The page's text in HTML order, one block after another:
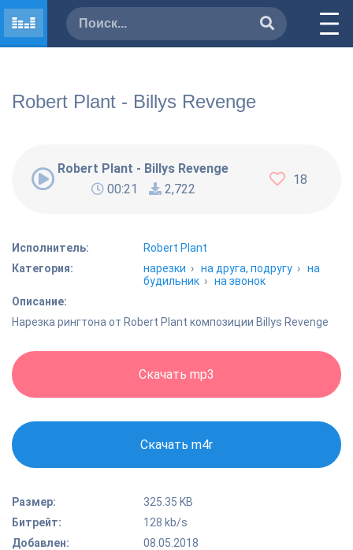
Robert Plant - Billys Revenge
Robert Plant - Billys Revenge
00:21
2,722
18
Исполнитель:
Robert Plant
Категория:
нарезки ›на друга, подругу ›на
будильник ›на звонок
Описание:
Нарезка рингтона от Robert Plant композиции Billys Revenge
Скачать mp3
Скачать m4r
Размер:
325.35 KB
Битрейт:
128 kb/s
Добавлен:
08.05.2018